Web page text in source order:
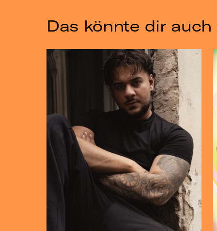
Das könnte dir auch